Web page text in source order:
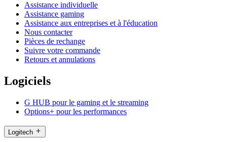
Assistance individuelle
Assistance gaming
Assistance aux entreprises et à l'éducation
Nous contacter
Pièces de rechange
Suivre votre commande
Retours et annulations
Logiciels
G HUB pour le gaming et le streaming
Options+ pour les performances
Logitech